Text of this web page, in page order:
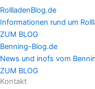
RollladenBlog.de
Informationen rund um
ZUM BLOG
Benning-Blog.de
News und inofs vom
ZUM BLOG
Kontakt